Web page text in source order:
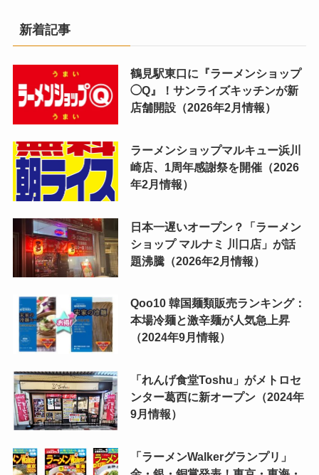
新着記事
鶴見駅東口に『ラーメンショップ
◯Q』！サンライズキッチンが新
店舗開設（2026年2月情報）
ラーメンショップマルキュー浜川
崎店、1周年感謝祭を開催（2026
年2月情報）
日本一遅いオープン？「ラーメン
ショップ マルナミ 川口店」が話
題沸騰（2026年2月情報）
Qoo10 韓国麺類販売ランキング：
本場冷麺と激辛麺が人気急上昇
（2024年9月情報）
「れんげ食堂Toshu」がメトロセ
ンター葛西に新オープン（2024年
9月情報）
「ラーメンWalkerグランプリ」